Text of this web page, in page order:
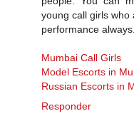
young call girls
performance always.
Mumbai Call Girls
Model Escorts in
Russian Escorts in
Responder